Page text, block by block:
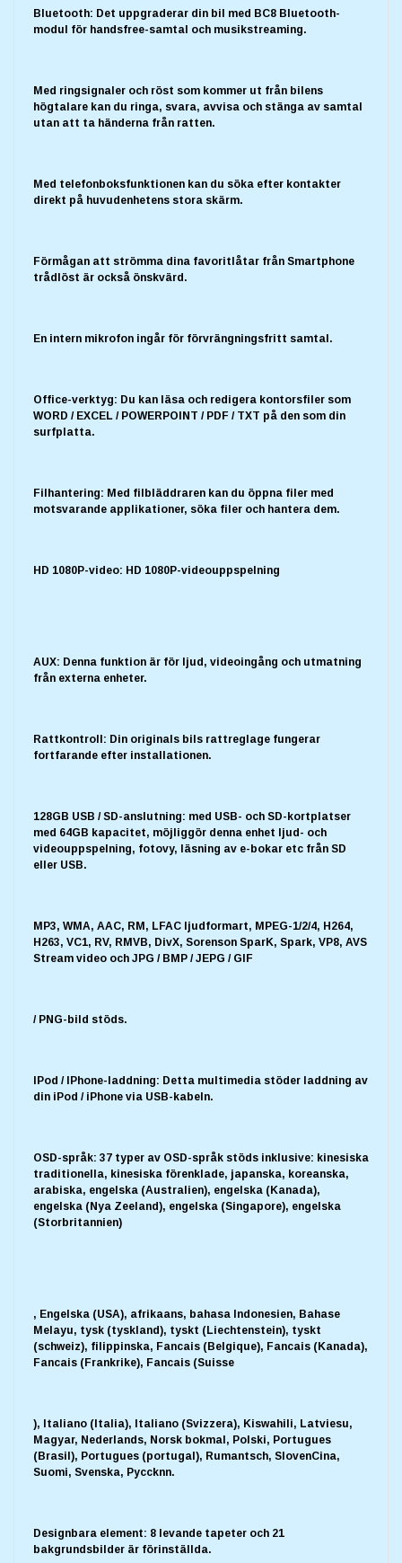
Bluetooth: Det uppgraderar din bil med BC8 Bluetooth-
modul för handsfree-samtal och musikstreaming.
Med ringsignaler och röst som kommer ut från bilens
högtalare kan du ringa, svara, avvisa och stänga av samtal
utan att ta händerna från ratten.
Med telefonboksfunktionen kan du söka efter kontakter
direkt på huvudenhetens stora skärm.
Förmågan att strömma dina favoritlåtar från Smartphone
trådlöst är också önskvärd.
En intern mikrofon ingår för förvrängningsfritt samtal.
Office-verktyg: Du kan läsa och redigera kontorsfiler som
WORD / EXCEL / POWERPOINT / PDF / TXT på den som din
surfplatta.
Filhantering: Med filbläddraren kan du öppna filer med
motsvarande applikationer, söka filer och hantera dem.
HD 1080P-video: HD 1080P-videouppspelning
AUX: Denna funktion är för ljud, videoingång och utmatning
från externa enheter.
Rattkontroll: Din originals bils rattreglage fungerar
fortfarande efter installationen.
128GB USB / SD-anslutning: med USB- och SD-kortplatser
med 64GB kapacitet, möjliggör denna enhet ljud- och
videouppspelning, fotovy, läsning av e-bokar etc från SD
eller USB.
MP3, WMA, AAC, RM, LFAC ljudformart, MPEG-1/2/4, H264,
H263, VC1, RV, RMVB, DivX, Sorenson SparK, Spark, VP8, AVS
Stream video och JPG / BMP / JEPG / GIF
/ PNG-bild stöds.
IPod / IPhone-laddning: Detta multimedia stöder laddning av
din iPod / iPhone via USB-kabeln.
OSD-språk: 37 typer av OSD-språk stöds inklusive: kinesiska
traditionella, kinesiska förenklade, japanska, koreanska,
arabiska, engelska (Australien), engelska (Kanada),
engelska (Nya Zeeland), engelska (Singapore), engelska
(Storbritannien)
, Engelska (USA), afrikaans, bahasa Indonesien, Bahase
Melayu, tysk (tyskland), tyskt (Liechtenstein), tyskt
(schweiz), filippinska, Fancais (Belgique), Fancais (Kanada),
Fancais (Frankrike), Fancais (Suisse
), Italiano (Italia), Italiano (Svizzera), Kiswahili, Latviesu,
Magyar, Nederlands, Norsk bokmal, Polski, Portugues
(Brasil), Portugues (portugal), Rumantsch, SlovenCina,
Suomi, Svenska, Pyccknn.
Designbara element: 8 levande tapeter och 21
bakgrundsbilder är förinställda.